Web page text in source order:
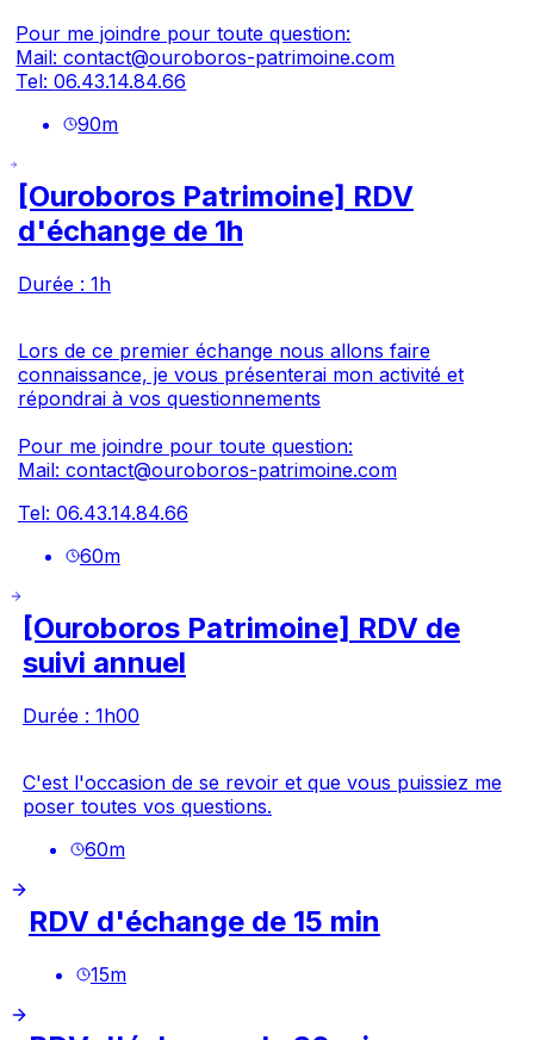
Pour me joindre pour toute question:
Mail:contact@ouroboros-patrimoine.com
Tel:06.43.14.84.66
90m
[Ouroboros Patrimoine] RDV
d'échange de 1h
Durée : 1h
Lors de ce premier échange nous allons faire
connaissance, je vous présenterai mon activité et
répondrai à vos questionnements
Pour me joindre pour toute question:
Mail: contact@ouroboros-patrimoine.com
Tel: 06.43.14.84.66
60m
[Ouroboros Patrimoine] RDV de
suivi annuel
Durée : 1h00
C'est l'occasion de se revoir et que vous puissiez me
poser toutes vos questions.
60m
RDV d'échange de 15 min
15m